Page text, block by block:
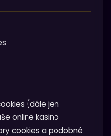
(dále jen
online kasino
cookies a podobné